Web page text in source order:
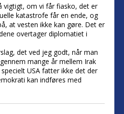
vigtigt, om vi får fiasko, det er
katastrofe får en ende, og
at vesten ikke kan gøre. Det er
overtager diplomatiet i
det ved jeg godt, når man
mange år mellem Irak
USA fatter ikke det der
kan indføres med